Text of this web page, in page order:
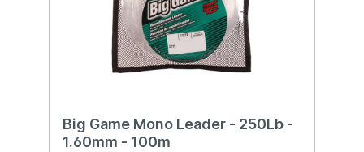
Big Game Mono Leader - 250Lb -
1.60mm - 100m